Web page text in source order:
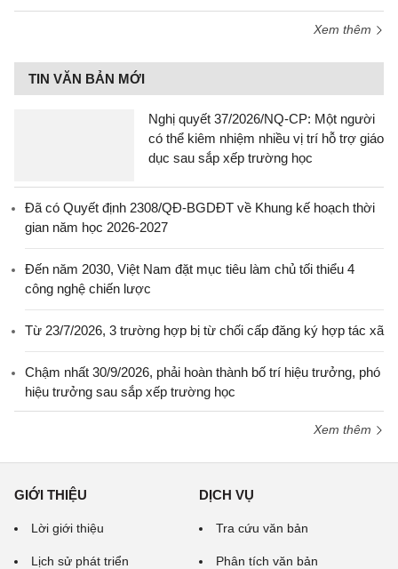
Xem thêm
TIN VĂN BẢN MỚI
Nghị quyết 37/2026/NQ-CP: Một người
có thể kiêm nhiệm nhiều vị trí hỗ trợ giáo
dục sau sắp xếp trường học
Đã có Quyết định 2308/QĐ-BGDĐT về Khung kế hoạch thời
gian năm học 2026-2027
Đến năm 2030, Việt Nam đặt mục tiêu làm chủ tối thiểu 4
công nghệ chiến lược
Từ 23/7/2026, 3 trường hợp bị từ chối cấp đăng ký hợp tác xã
Chậm nhất 30/9/2026, phải hoàn thành bố trí hiệu trưởng, phó
hiệu trưởng sau sắp xếp trường học
Xem thêm
GIỚI THIỆU
Lời giới thiệu
Lịch sử phát triển
DỊCH VỤ
Tra cứu văn bản
Phân tích văn bản